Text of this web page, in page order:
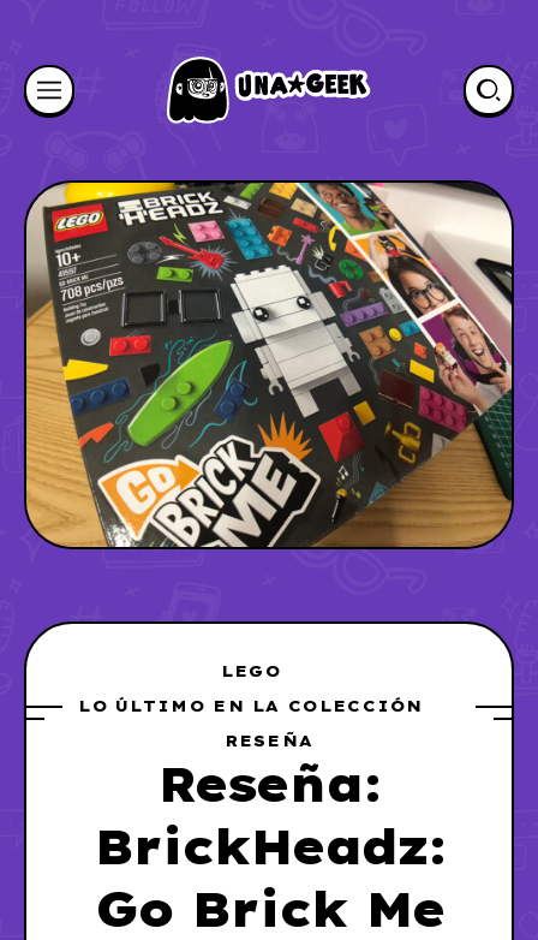
LEGO
LO ÚLTIMO EN LA COLECCIÓN
RESEÑA
Reseña:
BrickHeadz:
Go Brick Me